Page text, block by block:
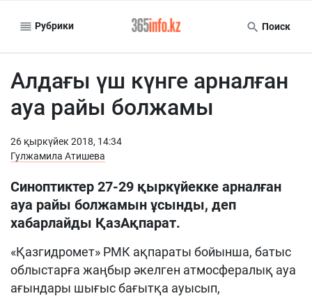
Рубрики Поиск
Алдағы үш күнге арналған
ауа райы болжамы
26 қыркүйек 2018, 14:34
Гулжамила Атишева
Синоптиктер 27-29 қыркүйекке арналған
ауа райы болжамын ұсынды, деп
хабарлайды ҚазАқпарат.
«Қазгидромет» РМК ақпараты бойынша, батыс
облыстарға жаңбыр әкелген атмосфералық ауа
ағындары шығыс бағытқа ауысып,